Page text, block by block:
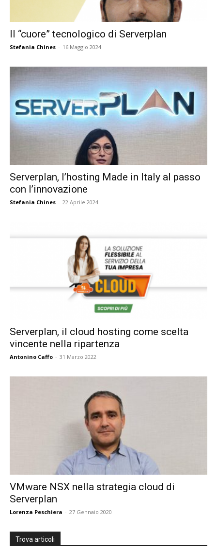
Il “cuore” tecnologico di Serverplan
Stefania Chines - 16 Maggio 2024
Serverplan, l’hosting Made in Italy al passo
con l’innovazione
Stefania Chines - 22 Aprile 2024
Serverplan, il cloud hosting come scelta
vincente nella ripartenza
Antonino Caffo - 31 Marzo 2022
VMware NSX nella strategia cloud di
Serverplan
Lorenza Peschiera - 27 Gennaio 2020
Trova articoli